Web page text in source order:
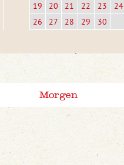
19
20 21 22 23 24
26
27 28 29 30
Morgen